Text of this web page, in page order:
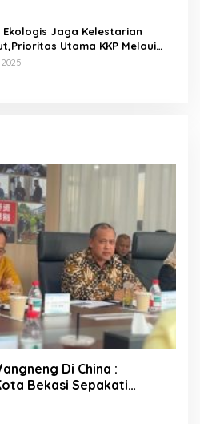
Ekologis Jaga Kelestarian
Utama KKP Melaui
Diving Jadi Ekonomi Biru
Di China :
Bekasi Sepakati
PSEL